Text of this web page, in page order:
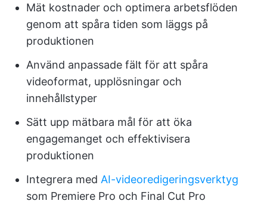
Mät kostnader och optimera arbetsflöden
genom att spåra tiden som läggs på
produktionen
Använd anpassade fält för att spåra
videoformat, upplösningar och
innehållstyper
Sätt upp mätbara mål för att öka
engagemanget och effektivisera
produktionen
Integrera med AI-videoredigeringsverktyg
som Premiere Pro och Final Cut Pro